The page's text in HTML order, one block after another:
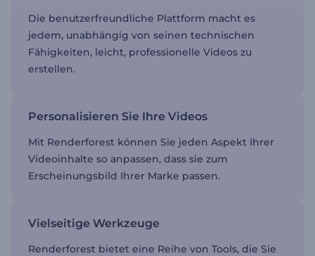
Die benutzerfreundliche Plattform macht es
jedem, unabhängig von seinen technischen
Fähigkeiten, leicht, professionelle Videos zu
erstellen.
Personalisieren Sie Ihre Videos
Mit Renderforest können Sie jeden Aspekt Ihrer
Videoinhalte so anpassen, dass sie zum
Erscheinungsbild Ihrer Marke passen.
Vielseitige Werkzeuge
Renderforest bietet eine Reihe von Tools, die Sie